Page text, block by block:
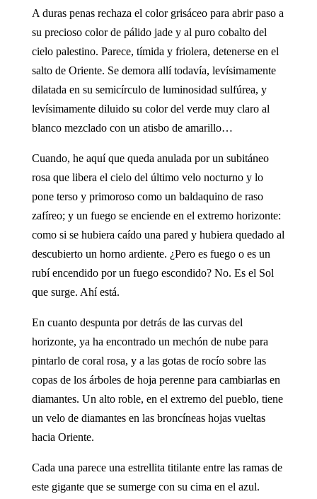
A duras penas rechaza el color grisáceo para abrir paso a
su precioso color de pálido jade y al puro cobalto del
cielo palestino. Parece, tímida y friolera, detenerse en el
salto de Oriente. Se demora allí todavía, levísimamente
dilatada en su semicírculo de luminosidad sulfúrea, y
levísimamente diluido su color del verde muy claro al
blanco mezclado con un atisbo de amarillo…
Cuando, he aquí que queda anulada por un subitáneo
rosa que libera el cielo del último velo nocturno y lo
pone terso y primoroso como un baldaquino de raso
zafíreo; y un fuego se enciende en el extremo horizonte:
como si se hubiera caído una pared y hubiera quedado al
descubierto un horno ardiente. ¿Pero es fuego o es un
rubí encendido por un fuego escondido? No. Es el Sol
que surge. Ahí está.
En cuanto despunta por detrás de las curvas del
horizonte, ya ha encontrado un mechón de nube para
pintarlo de coral rosa, y a las gotas de rocío sobre las
copas de los árboles de hoja perenne para cambiarlas en
diamantes. Un alto roble, en el extremo del pueblo, tiene
un velo de diamantes en las broncíneas hojas vueltas
hacia Oriente.
Cada una parece una estrellita titilante entre las ramas de
este gigante que se sumerge con su cima en el azul.